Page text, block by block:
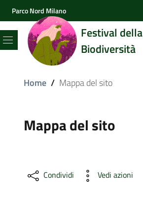
Parco Nord Milano
Festival della
Biodiversità
Menu
Home / Mappa del sito
Mappa del sito
Condividi Vedi azioni